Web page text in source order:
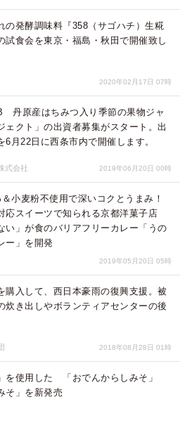
の発酵調味料『358（サゴハチ）生糀
試食会を東京・福島・秋田で開催致し
2020年02月17日 07時
丹原産はちみつ入り季節の果物ジャ
ェクト」の出資者募集がスタート。出
6月22日に西条市内で開催します。
式会社 2019年06月20日 00時
小麦粉不使用で深いコクとうまみ！
応スイーツで知られる京都洋菓子店
い」が食のバリアフリーカレー「うの
ー」を開発
2019年05月20日 05時
購入して、西日本豪雨の復興支援。被
炊き出しやボランティアセンターの後
2018年08月28日 01時
を使用した 「おでんからしみそ」
そ」を新発売